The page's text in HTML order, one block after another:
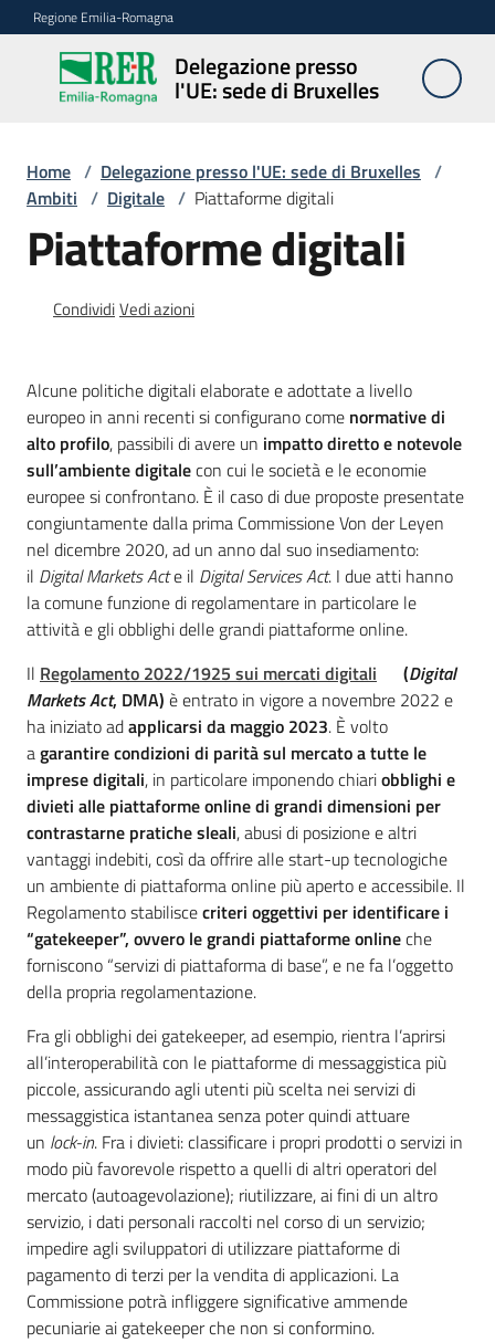
Vai al contenuto
Vai alla navigazione
Vai al footer
Regione Emilia-Romagna
Delegazione presso
l'UE: sede di Bruxelles
Delegazione
presso l'UE:
Bruxelles
Novità
Opportunità
Chi
siamo
Europass
-
Sede
di
Parma
Seguici
su
Regione
Emilia-
Romagna
Home / Delegazione presso l'UE: sede di Bruxelles /
Ambiti / Digitale / Piattaforme digitali
Piattaforme digitali
CondividiVedi azioni
Alcune politiche digitali elaborate e adottate a livello
europeo in anni recenti si configurano come normative di
alto profilo, passibili di avere un impatto diretto e notevole
sull’ambiente digitalecon cui le società e le economie
europee si confrontano. È il caso di due proposte presentate
congiuntamente dalla prima Commissione Von der Leyen
nel dicembre 2020, ad un anno dal suo insediamento:
il Digital Markets Acte il Digital Services Act. I due atti hanno
la comune funzione di regolamentare in particolare le
attività e gli obblighi delle grandi piattaforme online.
Il Regolamento 2022/1925 sui mercati digitali (Digital
Markets Act, DMA) è entrato in vigore a novembre 2022 e
ha iniziato adapplicarsi da maggio 2023. È volto
agarantire condizioni di parità sul mercato a tutte le
imprese digitali, in particolare imponendo chiariobblighi e
divieti alle piattaforme online di grandi dimensioni per
contrastarne pratiche sleali, abusi di posizione e altri
vantaggi indebiti, così da offrire alle start-up tecnologiche
un ambiente di piattaforma online più aperto e accessibile. Il
Regolamento stabiliscecriteri oggettivi per identificare i
“gatekeeper”, ovvero le grandi piattaforme onlineche
forniscono “servizi di piattaforma di base”, e ne fa l’oggetto
della propria regolamentazione.
Fra gli obblighi dei gatekeeper, ad esempio, rientra l’aprirsi
all’interoperabilità con le piattaforme di messaggistica più
piccole, assicurando agli utenti più scelta nei servizi di
messaggistica istantanea senza poter quindi attuare
un lock-in. Fra i divieti: classificare i propri prodotti o servizi in
modo più favorevole rispetto a quelli di altri operatori del
mercato (autoagevolazione); riutilizzare, ai fini di un altro
servizio, i dati personali raccolti nel corso di un servizio;
impedire agli sviluppatori di utilizzare piattaforme di
pagamento di terzi per la vendita di applicazioni. La
Commissione potrà infliggere significative ammende
pecuniarie ai gatekeeper che non si conformino.